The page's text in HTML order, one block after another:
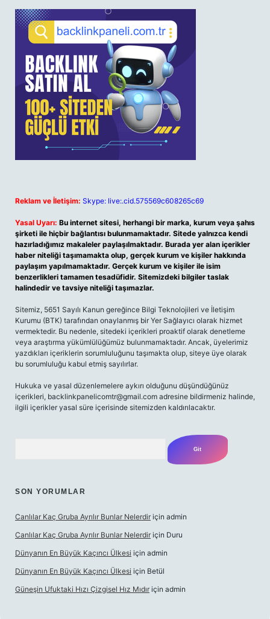
Reklam ve İletişim: Skype: live:.cid.575569c608265c69
Yasal Uyarı: Bu internet sitesi, herhangi bir marka, kurum veya şahıs
şirketi ile hiçbir bağlantısı bulunmamaktadır. Sitede yalnızca kendi
hazırladığımız makaleler paylaşılmaktadır. Burada yer alan içerikler
haber niteliği taşımamakta olup, gerçek kurum ve kişiler hakkında
paylaşım yapılmamaktadır. Gerçek kurum ve kişiler ile isim
benzerlikleri tamamen tesadüfidir. Sitemizdeki bilgiler taslak
halindedir ve tavsiye niteliği taşımazlar.
Sitemiz, 5651 Sayılı Kanun gereğince Bilgi Teknolojileri ve İletişim
Kurumu (BTK) tarafından onaylanmış bir Yer Sağlayıcı olarak hizmet
vermektedir. Bu nedenle, sitedeki içerikleri proaktif olarak denetleme
veya araştırma yükümlülüğümüz bulunmamaktadır. Ancak, üyelerimiz
yazdıkları içeriklerin sorumluluğunu taşımakta olup, siteye üye olarak
bu sorumluluğu kabul etmiş sayılırlar.
Hukuka ve yasal düzenlemelere aykırı olduğunu düşündüğünüz
içerikleri, backlinkpanelicomtr@gmail.com adresine bildirmeniz halinde,
ilgili içerikler yasal süre içerisinde sitemizden kaldırılacaktır.
SON YORUMLAR
Canlılar Kaç Gruba Ayrılır Bunlar Nelerdir için admin
Canlılar Kaç Gruba Ayrılır Bunlar Nelerdir için Duru
Dünyanın En Büyük Kaçıncı Ülkesi için admin
Dünyanın En Büyük Kaçıncı Ülkesi için Betül
Güneşin Ufuktaki Hızı Çizgisel Hız Mıdır için admin